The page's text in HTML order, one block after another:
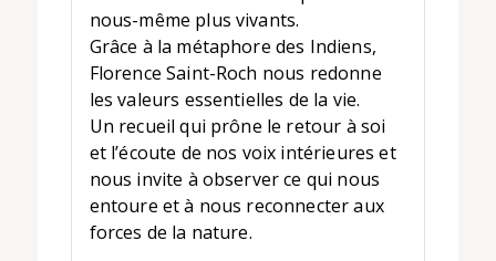
nous-même plus vivants.
Grâce à la métaphore des Indiens,
Florence Saint-Roch nous redonne
les valeurs essentielles de la vie.
Un recueil qui prône le retour à soi
et l’écoute de nos voix intérieures et
nous invite à observer ce qui nous
entoure et à nous reconnecter aux
forces de la nature.